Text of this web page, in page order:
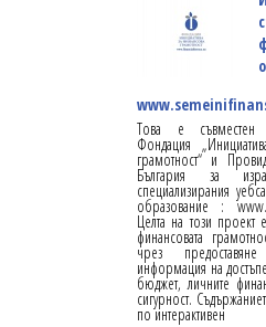
Това е съвместен
Фондация
грамотност“ и
България за
специализирания
образование :
Целта на този
финансовата
чрез
информация на
бюджет, личните
сигурност.
по интерактивен